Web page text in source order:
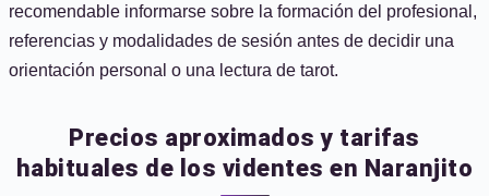
recomendable informarse sobre la formación del profesional,
referencias y modalidades de sesión antes de decidir una
orientación personal o una lectura de tarot.
Precios aproximados y tarifas
habituales de los videntes en Naranjito